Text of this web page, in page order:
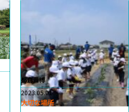
都倉貴博
2023.05.01
大切な場所